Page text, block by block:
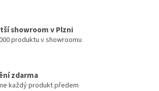
showroom v Plzni
produktu v showroomu
zdarma
každý produkt předem